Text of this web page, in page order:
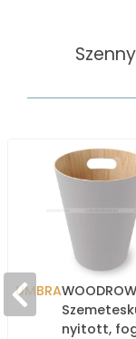
UMBRA
nyitott,